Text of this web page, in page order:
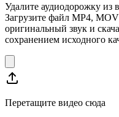
Удалите аудиодорожку из
Загрузите файл MP4,
оригинальный звук и
сохранением исходного
Перетащите видео сюда